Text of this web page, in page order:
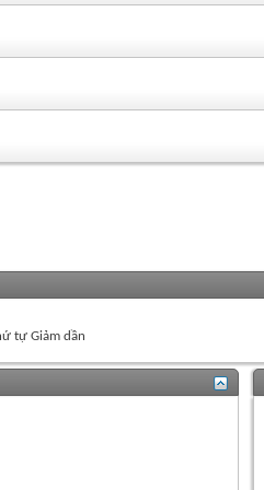
tự Giảm dần